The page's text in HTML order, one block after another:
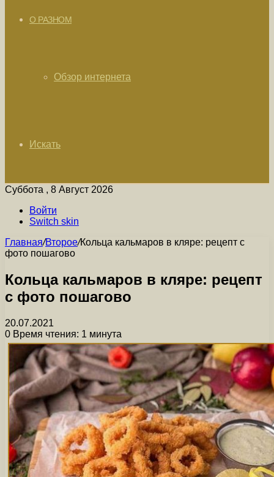
О РАЗНОМ
Обзор интернета
Искать
Суббота , 8 Август 2026
Войти
Switch skin
Главная/Второе/Кольца кальмаров в кляре: рецепт с
фото пошагово
Кольца кальмаров в кляре: рецепт
с фото пошагово
20.07.2021
0 Время чтения: 1 минута